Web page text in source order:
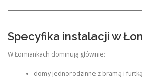
Specyfika instalacji w
W Łomiankach dominują głównie:
domy jednorodzinne z bramą i